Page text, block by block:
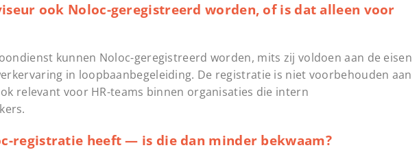
ook Noloc-geregistreerd worden, of is dat alleen voor
kunnen Noloc-geregistreerd worden, mits zij voldoen aan de eisen
in loopbaanbegeleiding. De registratie is niet voorbehouden aan
relevant voor HR-teams binnen organisaties die intern
registratie heeft — is die dan minder bekwaam?